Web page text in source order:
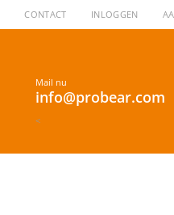
CONTACT INLOGGEN
Mail nu
info@probear.com
<